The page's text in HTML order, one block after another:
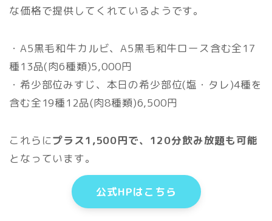
な価格で提供してくれているようです。
・A5黒毛和牛カルビ、A5黒毛和牛ロース含む全17
種13品(肉6種類)5,000円
・希少部位みすじ、本日の希少部位(塩・タレ)4種を
含む全19種12品(肉8種類)6,500円
これらにプラス1,500円で、120分飲み放題も可能
となっています。
公式HPはこちら